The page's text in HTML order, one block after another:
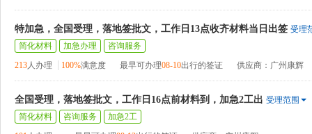
特加急，全国受理，落地签批文，工作日13点收齐材料当日出签 受理
简化材料
加急办理
咨询服务
213人办理 100%满意度 最早可办理08-10出行的签证 供应商：广州康辉
全国受理，落地签批文，工作日16点前材料到，加急2工出 受理范围
简化材料
咨询服务
加急2工